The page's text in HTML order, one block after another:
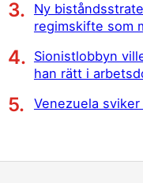
Ny
regimskifte som
Sionistlobbyn
han rätt i
Venezuela